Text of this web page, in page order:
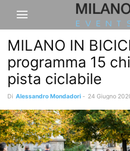
MILANO IN
programma 15
pista ciclabile
Di Alessandro Mondadori - 24 Giugno